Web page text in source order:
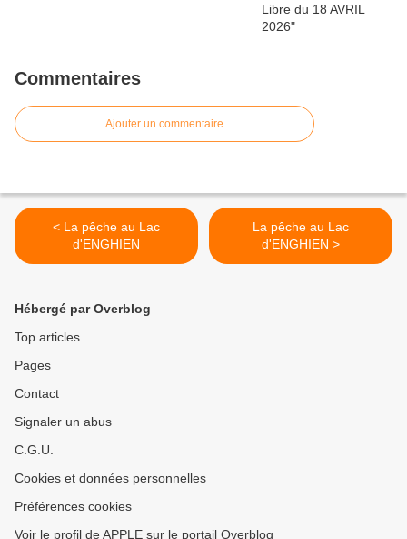
Commentaires
Ajouter un commentaire
< La pêche au Lac
d'ENGHIEN
La pêche au Lac
d'ENGHIEN >
Hébergé par Overblog
Top articles
Pages
Contact
Signaler un abus
C.G.U.
Cookies et données personnelles
Préférences cookies
Voir le profil de APPLE sur le portail Overblog